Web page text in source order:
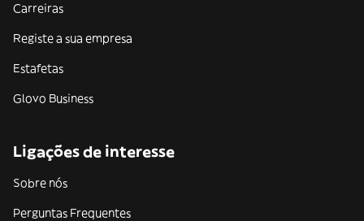
Carreiras
Registe a sua empresa
Estafetas
Glovo Business
Ligações de interesse
Sobre nós
Perguntas Frequentes